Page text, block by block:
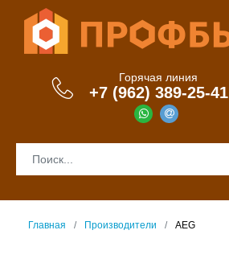
Горячая линия
+7 (962) 389-25-41
Главная Производители AEG